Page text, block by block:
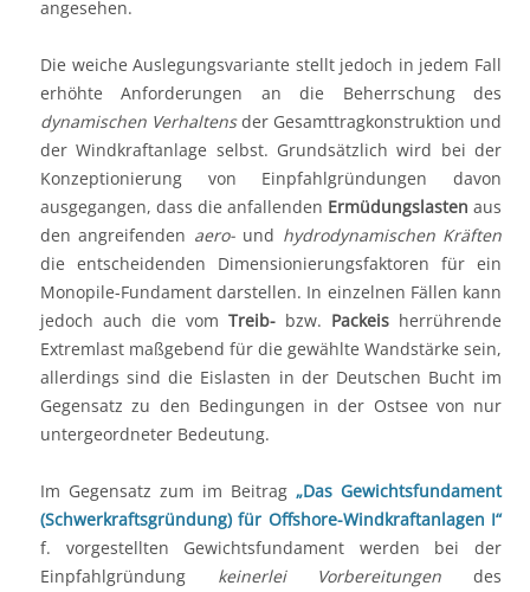
angesehen.
Die weiche Auslegungsvariante stellt jedoch in jedem Fall
erhöhte Anforderungen an die Beherrschung des
dynamischen Verhaltensder Gesamttragkonstruktion und
der Windkraftanlage selbst. Grundsätzlich wird bei der
Konzeptionierung von Einpfahlgründungen davon
ausgegangen, dass die anfallenden Ermüdungslasten aus
den angreifenden aero-und hydrodynamischen Kräften
die entscheidenden Dimensionierungsfaktoren für ein
Monopile-Fundament darstellen. In einzelnen Fällen kann
jedoch auch die vom Treib- bzw. Packeis herrührende
Extremlast maßgebend für die gewählte Wandstärke sein,
allerdings sind die Eislasten in der Deutschen Bucht im
Gegensatz zu den Bedingungen in der Ostsee von nur
untergeordneter Bedeutung.
Im Gegensatz zum im Beitrag „Das Gewichtsfundament
(Schwerkraftsgründung) für Offshore-Windkraftanlagen I“
f. vorgestellten Gewichtsfundament werden bei der
Einpfahlgründung keinerlei Vorbereitungen des